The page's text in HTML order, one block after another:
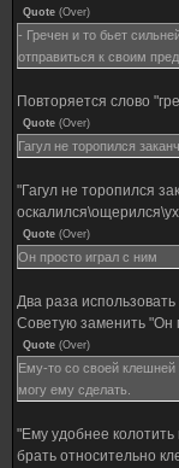
Quote (Over)
- Гречен и то бьет
отправиться к своим
Повторяется слово
Quote (Over)
Гагул не торопился
"Гагул не торопился
Quote (Over)
Он просто играл с ним
Два раза
Советую заменить "Он
Quote (Over)
Ему-то со своей клешней
могу ему сделать.
"Ему удобнее
брать относительно